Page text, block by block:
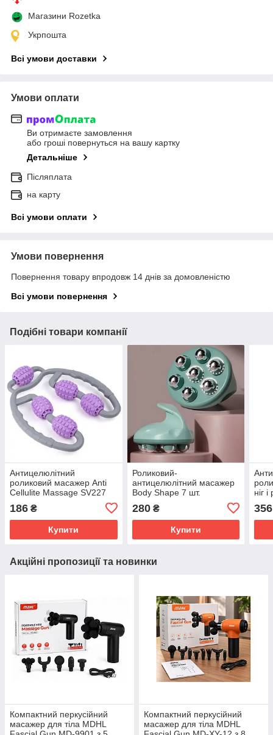
Магазини Rozetka
Укрпошта
Всі умови доставки
Умови оплати
Ви отримаєте замовлення
або гроші повернуться на вашу картку
Детальніше
Післяплата
на карту
Всі умови оплати
Умови повернення
Повернення товару впродовж 14 днів за домовленістю
Всі умови повернення
Подібні товари компанії
Антицелюлітний
роликовий масажер Anti
Cellulite Massage SV227
186 ₴
Купити
Роликовий-
антицелюлітний масажер
Body Shape 7 шт.
масажних роликів SV227
280₴
Купити
ніг
356
Акційні пропозиції та новинки
Компактний перкусійний
масажер для тіла MDHL
Компактний перкусійний
масажер для тіла MDHL